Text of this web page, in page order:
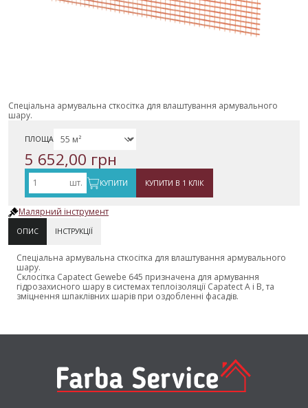
Спеціальна армувальна сткосітка для влаштування армувального
шару.
ПЛОЩА
5 652,00 грн
шт. КУПИТИ КУПИТИ В 1 КЛІК
Малярний інструмент
ОПИС ІНСТРУКЦІЇ
Спеціальна армувальна сткосітка для влаштування армувального
шару.
Склосітка Capatect Gewebe 645 призначена для армування
гідрозахисного шару в системах теплоізоляції Capatect A і B, та
зміцнення шпаклівних шарів при оздобленні фасадів.